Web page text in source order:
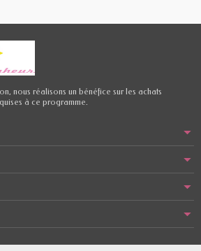
nous réalisons un bénéfice sur les achats
à ce programme.